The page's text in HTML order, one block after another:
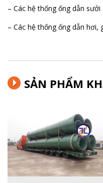
– Các hệ thống ống dẫn sưởi
– Các hệ thống ống dẫn hơi,
SẢN PHẨM